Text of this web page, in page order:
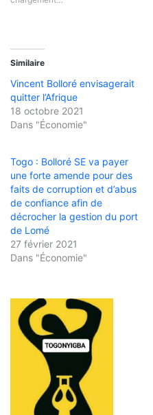
Similaire
Vincent Bolloré envisagerait
quitter l’Afrique
18 octobre 2021
Dans "Économie"
Togo : Bolloré SE va payer
une forte amende pour des
faits de corruption et d’abus
de confiance afin de
décrocher la gestion du port
de Lomé
27 février 2021
Dans "Économie"